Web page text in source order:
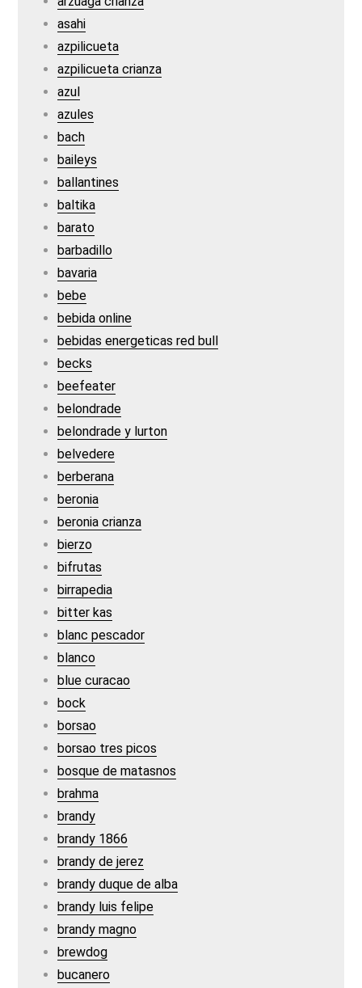
asahi
azpilicueta
azpilicueta crianza
azul
azules
bach
baileys
ballantines
baltika
barato
barbadillo
bavaria
bebe
bebida online
bebidas energeticas red bull
becks
beefeater
belondrade
belondrade y lurton
belvedere
berberana
beronia
beronia crianza
bierzo
bifrutas
birrapedia
bitter kas
blanc pescador
blanco
blue curacao
bock
borsao
borsao tres picos
bosque de matasnos
brahma
brandy
brandy 1866
brandy de jerez
brandy duque de alba
brandy luis felipe
brandy magno
brewdog
bucanero